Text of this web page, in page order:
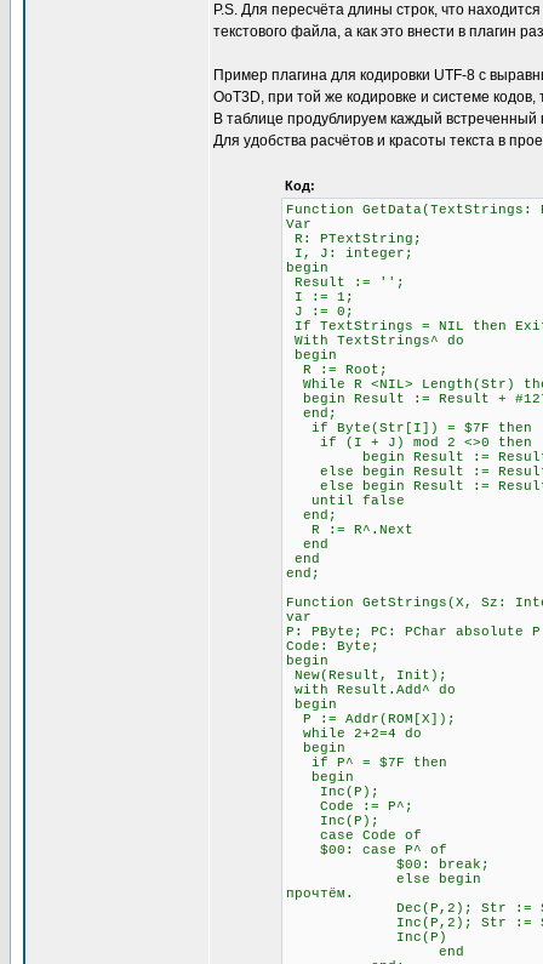
P.S. Для пересчёта длины строк, что
текстового файла, а как это внести в плагин
Пример плагина для кодировки UTF-8 с
OoT3D, при той же кодировке и системе
В таблице продублируем каждый
Для удобства расчётов и красоты текста в
Код:
Function
Var
R: PTextString;
I, J: integer;
begin
Result := '';
I := 1; \\ Счётчик
J := 0; \\
If TextStrings = NIL then
With TextStrings^ do
begin
R := Root;
While R <NIL>
begin Result := Result +
end;
if Byte(Str[I]) = $7F
if (I + J) mod 2 <>0
begin Result := Result +
else begin Result := Result
else begin Result := Result
until false \\ Всё это
end;
R := R^.Next
end
end
end;
Function GetStrings(X, Sz:
var
P: PByte; PC: PChar absolute
Code: Byte;
begin
New(Result, Init);
with Result.Add^ do
begin
P := Addr(ROM[X]);
while 2+2=4 do \\
begin
if P^ = $7F then \\
begin
Inc(P); \\
Code := P^;
Inc(P);
case Code of
$00: case P^ of
$00: break; \\ А за
else begin \\ Если за
прочтём.
Dec(P,2); Str := Str
Inc(P,2); Str := Str
Inc(P)
end